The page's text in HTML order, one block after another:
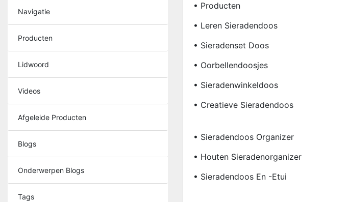
Navigatie
Producten
Lidwoord
Videos
Afgeleide Producten
Blogs
Onderwerpen Blogs
Tags
• Producten
• Leren Sieradendoos
• Sieradenset Doos
• Oorbellendoosjes
• Sieradenwinkeldoos
• Creatieve Sieradendoos
• Sieradendoos Organizer
• Houten Sieradenorganizer
• Sieradendoos En -etui